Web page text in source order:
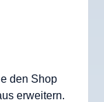
den Shop
erweitern.